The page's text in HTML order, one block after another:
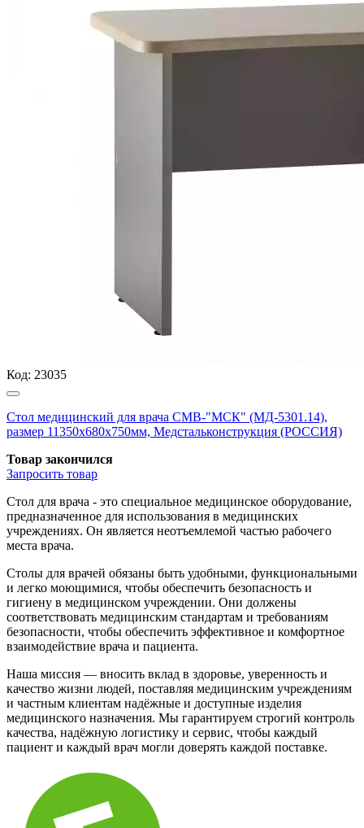
Код: 23035
Стол медицинский для врача СМВ-"МСК" (МД-5301.14),
размер 11350x680x750мм, Медстальконструкция (РОССИЯ)
Товар закончился
Запросить товар
Стол для врача - это специальное медицинское оборудование,
предназначенное для использования в медицинских
учреждениях. Он является неотъемлемой частью рабочего
места врача.
Столы для врачей обязаны быть удобными, функциональными
и легко моющимися, чтобы обеспечить безопасность и
гигиену в медицинском учреждении. Они должены
соответствовать медицинским стандартам и требованиям
безопасности, чтобы обеспечить эффективное и комфортное
взаимодействие врача и пациента.
Наша миссия — вносить вклад в здоровье, уверенность и
качество жизни людей, поставляя медицинским учреждениям
и частным клиентам надёжные и доступные изделия
медицинского назначения. Мы гарантируем строгий контроль
качества, надёжную логистику и сервис, чтобы каждый
пациент и каждый врач могли доверять каждой поставке.